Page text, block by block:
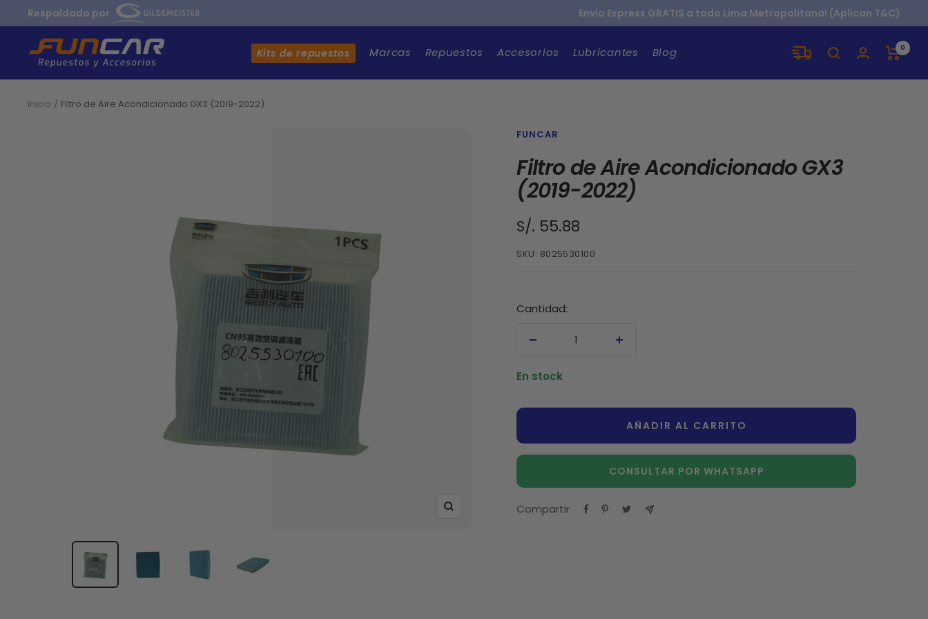
Saltar
al
contenido
Respaldado por Envío Express GRATIS a todo Lima Metropolitana! (Aplican T&C)
Kits de repuestos Marcas Repuestos Accesorios Lubricantes Blog
MAQUINARIA
NACIONAL
S.A.C.
PERU.
0
Inicio Filtro de Aire Acondicionado GX3 (2019-2022)
Zoom
FUNCAR
Filtro de Aire Acondicionado GX3
(2019-2022)
Precio
de
S/. 55.88
SKU: 8025530100
Cantidad:
Decrecer
Aumentar
En stock
AÑADIR AL CARRITO
CONSULTAR POR WHATSAPP
Compartir